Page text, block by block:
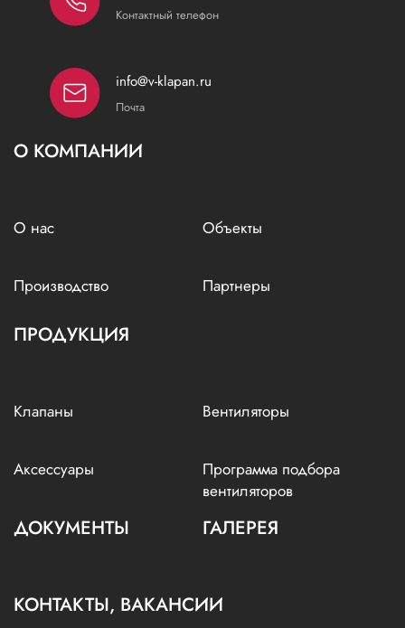
Контактный телефон
info@v-klapan.ru
Почта
О КОМПАНИИ
О нас Объекты
Производство Партнеры
ПРОДУКЦИЯ
Клапаны Вентиляторы
Аксессуары
Программа подбора
вентиляторов
ДОКУМЕНТЫ ГАЛЕРЕЯ
КОНТАКТЫ, ВАКАНСИИ